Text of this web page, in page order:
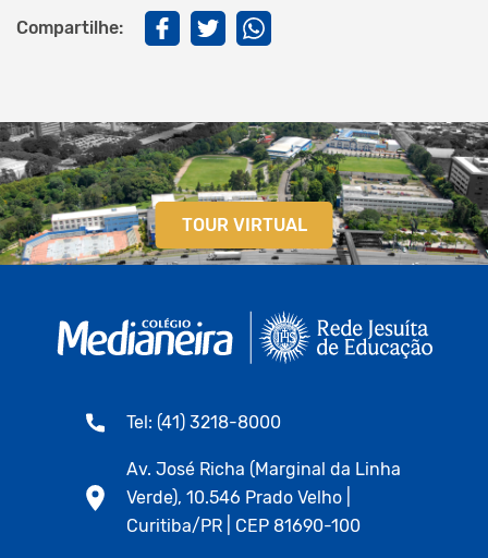
Compartilhe:
TOUR VIRTUAL
Tel: (41) 3218-8000
Av. José Richa (Marginal da Linha
Verde), 10.546 Prado Velho |
Curitiba/PR | CEP 81690-100